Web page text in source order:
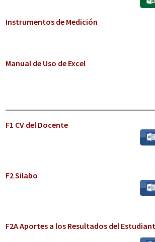
Instrumentos de Medición
Manual de Uso de Excel
F1 CV del Docente
F2 Silabo
F2A Aportes a los Resultados del